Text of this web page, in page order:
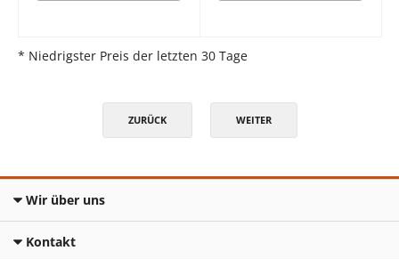
* Niedrigster Preis der letzten 30 Tage
ZURÜCK WEITER
Wir über uns
Kontakt